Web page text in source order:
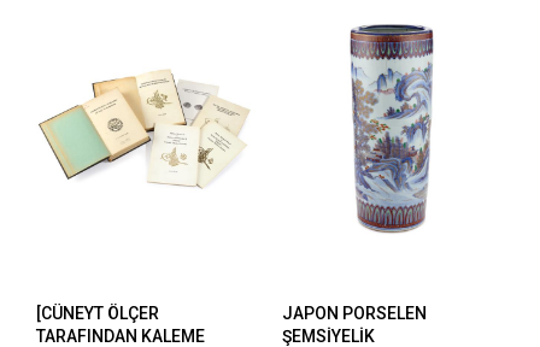
[CÜNEYT ÖLÇER
TARAFINDAN KALEME
JAPON PORSELEN
ŞEMSİYELİK